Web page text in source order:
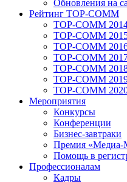
Обновления на
Рейтинг TOP-COMM
TOP-COMM
TOP-COMM
TOP-COMM
TOP-COMM
TOP-COMM
TOP-COMM
TOP-COMM
Мероприятия
Конкурсы
Конференции
Бизнес-завтраки
Премия «Медиа-
Помощь в
Профессионалам
Кадры